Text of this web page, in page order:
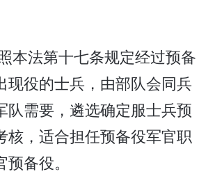
本法第十七条规定经过预备
现役的士兵，由部队会同兵
队需要，遴选确定服士兵预
核，适合担任预备役军官职
备役。